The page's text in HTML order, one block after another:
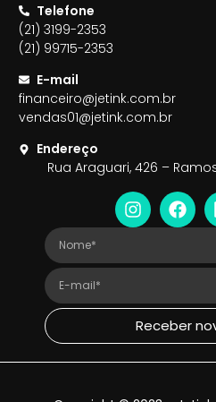
Telefone
(21) 3199-2353
(21) 99715-2353
E-mail
financeiro@jetink.com.br
vendas01@jetink.com.br
Endereço
Rua Araguari, 426 –
Receber